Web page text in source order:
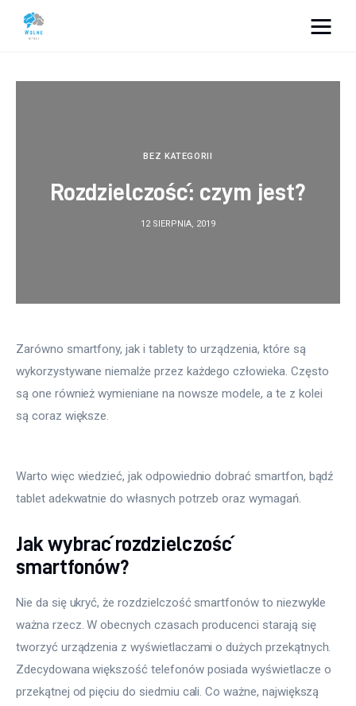
Dom i ogród
Więcej
BEZ KATEGORII
Rozdzielczość: czym jest?
12 SIERPNIA, 2019
Zarówno smartfony, jak i tablety to urządzenia, które są
wykorzystywane niemalże przez każdego człowieka. Często
są one również wymieniane na nowsze modele, a te z kolei
są coraz większe.
Warto więc wiedzieć, jak odpowiednio dobrać smartfon, bądź
tablet adekwatnie do własnych potrzeb oraz wymagań.
Jak wybrać rozdzielczość
smartfonów?
Nie da się ukryć, że rozdzielczość smartfonów to niezwykle
ważna rzecz. W obecnych czasach producenci starają się
tworzyć urządzenia z wyświetlaczami o dużych przekątnych.
Zdecydowana większość telefonów posiada wyświetlacze o
przekątnej od pięciu do siedmiu cali. Co ważne, największą